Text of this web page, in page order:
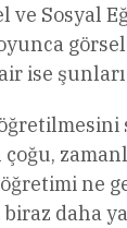
Sosyal
ise
ne
daha